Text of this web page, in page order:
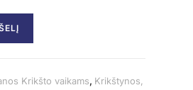
Krikšto vaikams, Krikštynos,